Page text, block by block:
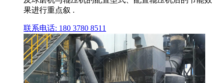
果进行重点叙 .
联系电话: 180 3780 8511